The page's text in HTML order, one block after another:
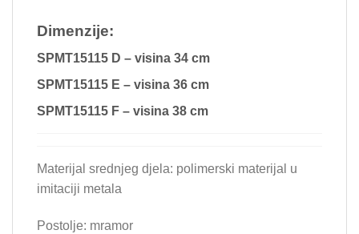
Dimenzije:
SPMT15115 D – visina 34 cm
SPMT15115 E – visina 36 cm
SPMT15115 F – visina 38 cm
Materijal srednjeg djela: polimerski materijal u
imitaciji metala
Postolje: mramor